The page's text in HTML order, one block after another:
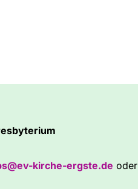
kirche-ergste.de oder